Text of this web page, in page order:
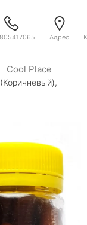
Адрес
Cool Place